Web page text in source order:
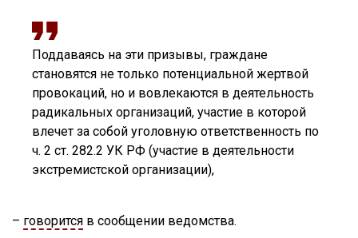
Поддаваясь на эти призывы, граждане
становятся не только потенциальной жертвой
провокаций, но и вовлекаются в деятельность
радикальных организаций, участие в которой
влечет за собой уголовную ответственность по
ч. 2 ст. 282.2 УК РФ (участие в деятельности
экстремистской организации),
– говорится в сообщении ведомства.